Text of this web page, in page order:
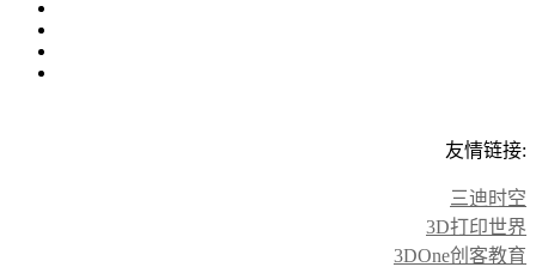
友情链接:
三迪时空
3D打印世界
3DOne创客教育